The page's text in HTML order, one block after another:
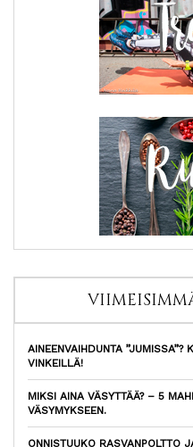
AINEENVAIHDUNTA ”JUMISSA”?
VINKEILLÄ!
MIKSI AINA VÄSYTTÄÄ? – 5
VÄSYMYKSEEN.
ONNISTUUKO RASVANPOLTTO